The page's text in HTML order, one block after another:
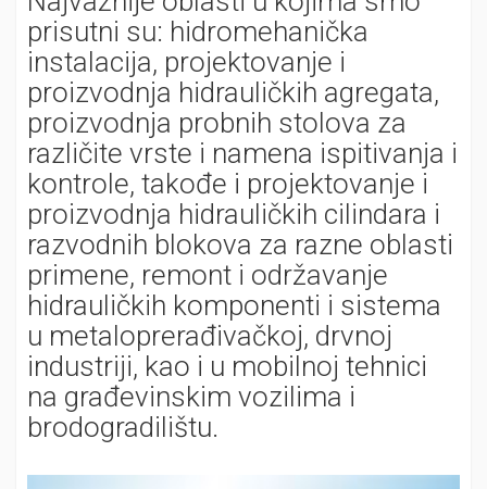
prisutni su: hidromehanička
instalacija, projektovanje i
proizvodnja hidrauličkih agregata,
proizvodnja probnih stolova za
različite vrste i namena ispitivanja i
kontrole, takođe i projektovanje i
proizvodnja hidrauličkih cilindara i
razvodnih blokova za razne oblasti
primene, remont i održavanje
hidrauličkih komponenti i sistema
u metaloprerađivačkoj, drvnoj
industriji, kao i u mobilnoj tehnici
na građevinskim vozilima i
brodogradilištu.